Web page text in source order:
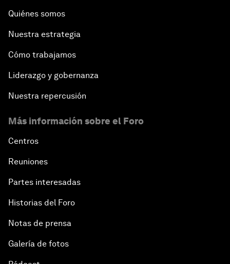
Quiénes somos
Nuestra estrategia
Cómo trabajamos
Liderazgo y gobernanza
Nuestra repercusión
Más información sobre el Foro
Centros
Reuniones
Partes interesadas
Historias del Foro
Notas de prensa
Galería de fotos